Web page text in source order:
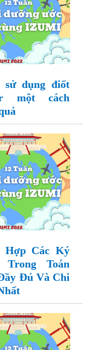
sử dụng điốt
một cách
Hợp Các Ký
Trong Toán
Đủ Và Chi